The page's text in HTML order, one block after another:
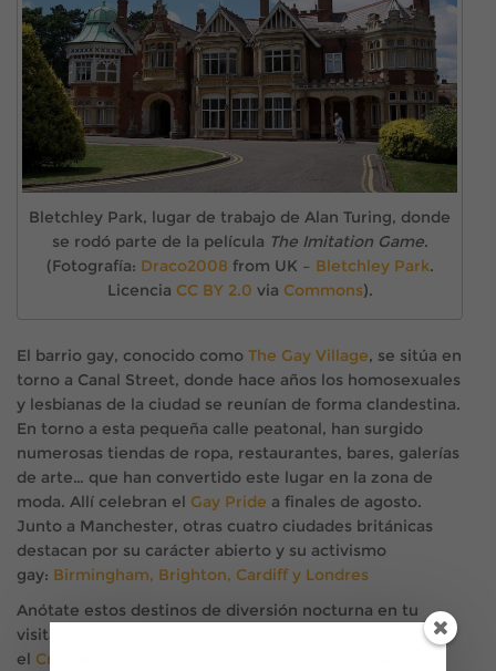
Bletchley Park, lugar de trabajo de Alan Turing, donde
se rodó parte de la película The Imitation Game.
(Fotografía: Draco2008 from UK – Bletchley Park.
Licencia CC BY 2.0 via Commons).
El barrio gay, conocido como The Gay Village, se sitúa en
torno a Canal Street, donde hace años los homosexuales
y lesbianas de la ciudad se reunían de forma clandestina.
En torno a esta pequeña calle peatonal, han surgido
numerosas tiendas de ropa, restaurantes, bares, galerías
de arte… que han convertido este lugar en la zona de
moda. Allí celebran el Gay Pride a finales de agosto.
Junto a Manchester, otras cuatro ciudades británicas
destacan por su carácter abierto y su activismo
gay: Birmingham, Brighton, Cardiff y Londres
Anótate estos destinos de diversión nocturna en tu
visita a Manchester: para bailar y enseñar abdominales,
el Cruz01